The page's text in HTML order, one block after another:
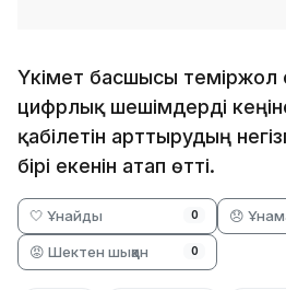
Үкімет басшысы теміржол
цифрлық шешімдерді
қабілетін арттырудың
бірі екенін атап өтті.
🤍 Ұнайды 0 😞
😡 Шектен шыққан 0